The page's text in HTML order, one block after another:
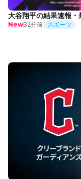
大谷翔平の結果速報
New32分前 スポーツ